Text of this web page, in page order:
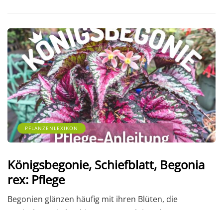
PFLANZENLEXIKON
Königsbegonie, Schiefblatt, Begonia
rex: Pflege
Begonien glänzen häufig mit ihren Blüten, die